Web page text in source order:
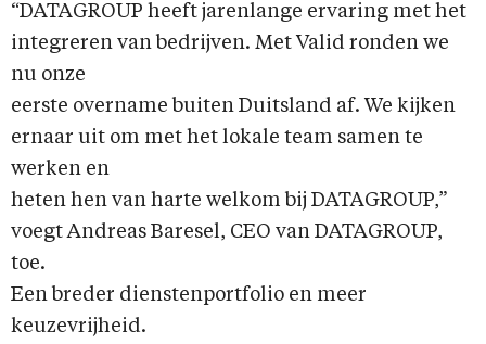
“DATAGROUP heeft jarenlange ervaring met het
integreren van bedrijven. Met Valid ronden we
nu onze
eerste overname buiten Duitsland af. We kijken
ernaar uit om met het lokale team samen te
werken en
heten hen van harte welkom bij DATAGROUP,”
voegt Andreas Baresel, CEO van DATAGROUP,
toe.
Een breder dienstenportfolio en meer
keuzevrijheid.